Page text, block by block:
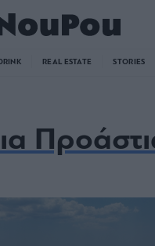
REAL ESTATE STORIES